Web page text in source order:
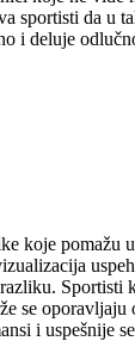
sportisti da u
i deluje
koje pomažu
Sportisti
se oporavljaju
i uspešnije